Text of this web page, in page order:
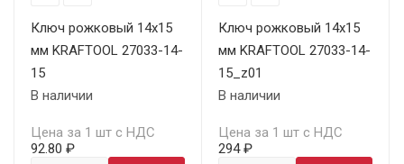
Ключ рожковый 14х15
мм KRAFTOOL 27033-14-
15
В наличии
Цена за 1 шт с НДС
92.80 ₽
Ключ рожковый 14х15
мм KRAFTOOL 27033-14-
15_z01
В наличии
Цена за 1 шт с НДС
294 ₽